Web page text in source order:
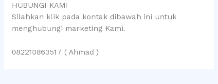
HUBUNGI KAMI
Silahkan klik pada kontak dibawah ini untuk
menghubungi marketing Kami.
082210863517 ( Ahmad )